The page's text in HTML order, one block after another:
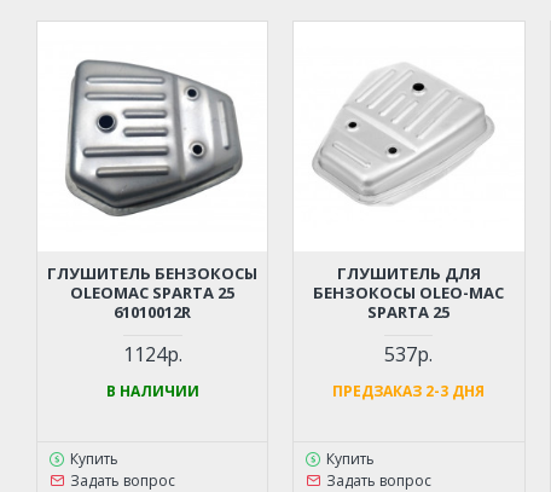
ГЛУШИТЕЛЬ БЕНЗОКОСЫ
OLEOMAC SPARTA 25
61010012R
1124р.
В НАЛИЧИИ
Купить
Задать вопрос
ГЛУШИТЕЛЬ ДЛЯ
БЕНЗОКОСЫ OLEO-MAC
SPARTA 25
537р.
ПРЕДЗАКАЗ 2-3 ДНЯ
Купить
Задать вопрос